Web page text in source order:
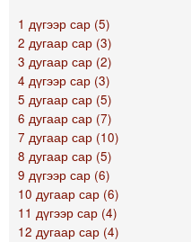
1 дүгээр сар (5)
2 дугаар сар (3)
3 дугаар сар (2)
4 дүгээр сар (3)
5 дугаар сар (5)
6 дугаар сар (7)
7 дугаар сар (10)
8 дугаар сар (5)
9 дүгээр сар (6)
10 дугаар сар (6)
11 дүгээр сар (4)
12 дугаар сар (4)